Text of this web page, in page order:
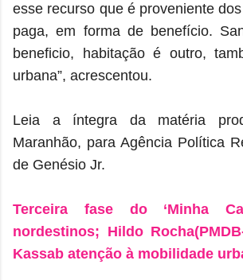
esse recurso que é proveniente
paga, em forma de benefício.
beneficio, habitação é outro,
urbana”, acrescentou.
Leia a íntegra da matéria
Maranhão, para Agência Política
de Genésio Jr.
Terceira fase do ‘Minha
nordestinos; Hildo
Kassab atenção à mobilidade